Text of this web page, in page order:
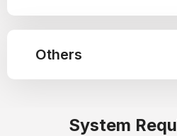
Others
System